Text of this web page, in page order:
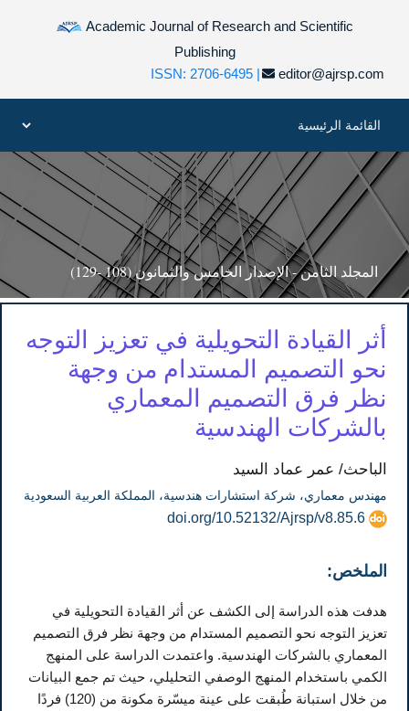
Academic Journal of Research and Scientific
Publishing
editor@ajrsp.com
ISSN: 2706-6495 |
المجلد الثامن - الإصدار الخامس والثمانون (108 -129)
أثر القيادة التحويلية في تعزيز التوجه
نحو التصميم المستدام من وجهة
نظر فرق التصميم المعماري
بالشركات الهندسية
الباحث/ عمر عماد السيد
مهندس معماري، شركة استشارات هندسية، المملكة العربية السعودية
doi.org/10.52132/Ajrsp/v8.85.6
الملخص:
هدفت هذه الدراسة إلى الكشف عن أثر القيادة التحويلية في
تعزيز التوجه نحو التصميم المستدام من وجهة نظر فرق التصميم
المعماري بالشركات الهندسية. واعتمدت الدراسة على المنهج
الكمي باستخدام المنهج الوصفي التحليلي، حيث تم جمع البيانات
من خلال استبانة طُبقت على عينة ميسّرة مكونة من (120) فردًا